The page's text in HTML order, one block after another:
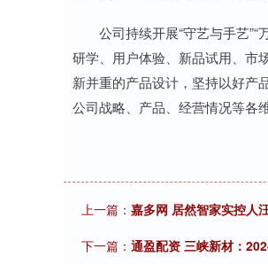
公司持续开展“守艺与手艺”“
研学、用户体验、新品试用、市
新并重的产品设计，坚持以好产
公司战略、产品、经营情况等各
上一篇： 嘉多网 居然智家实控人
下一篇： 通盈配资 三峡新材：